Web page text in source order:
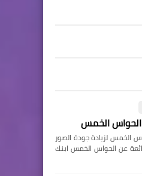
الخمس
الخمس لزيادة جودة الصور
عن الحواس الخمس ابنك